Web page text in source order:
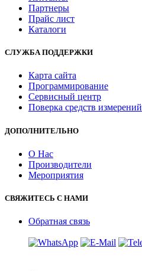
Партнеры
Прайс лист
Каталоги
СЛУЖБА ПОДДЕРЖКИ
Карта сайта
Программирование
Сервисный центр
Поверка средств измерений
ДОПОЛНИТЕЛЬНО
О Нас
Производители
Мероприятия
СВЯЖИТЕСЬ С НАМИ
Обратная связь